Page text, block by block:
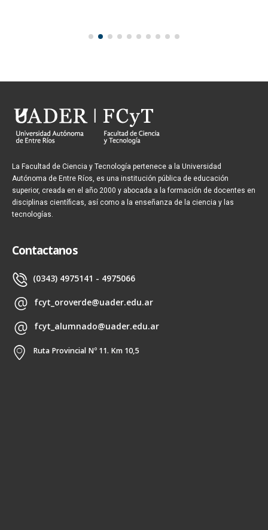
La Facultad de Ciencia y Tecnología pertenece a la Universidad
Autónoma de Entre Ríos, es una institución pública de educación
superior, creada en el año 2000 y abocada a la formación de docentes en
disciplinas científicas, así como a la enseñanza de la ciencia y las
tecnologías.
Contactanos
(0343) 4975141 - 4975066
fcyt_oroverde@uader.edu.ar
fcyt_alumnado@uader.edu.ar
Ruta Provincial Nº 11. Km 10,5